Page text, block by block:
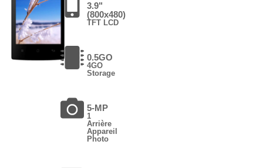
3.9"
(800x480)
TFT LCD
0.5GO
4GO
Storage
5-MP
1
Arrière
Appareil
Photo